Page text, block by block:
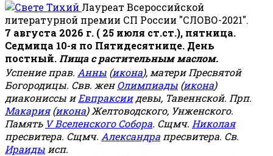
Лауреат Всероссийской
литературной премии СП России "СЛОВО-2021".
7 августа 2026 г. ( 25 июля ст.ст.), пятница.
Седмица 10-я по Пятидесятнице. День
постный. Пища с растительным маслом.
Успение прав. Анны (икона), матери Пресвятой
Богородицы. Свв. женОлимпиады (икона)
диакониссы иЕвпраксиидевы, Тавеннской. Прп.
Макария(икона) Желтоводского, Унженского.
Память V Вселенского Собора. Сщмч. Николая
пресвитера. Сщмч. Александра пресвитера. Св.
Ираиды исп.